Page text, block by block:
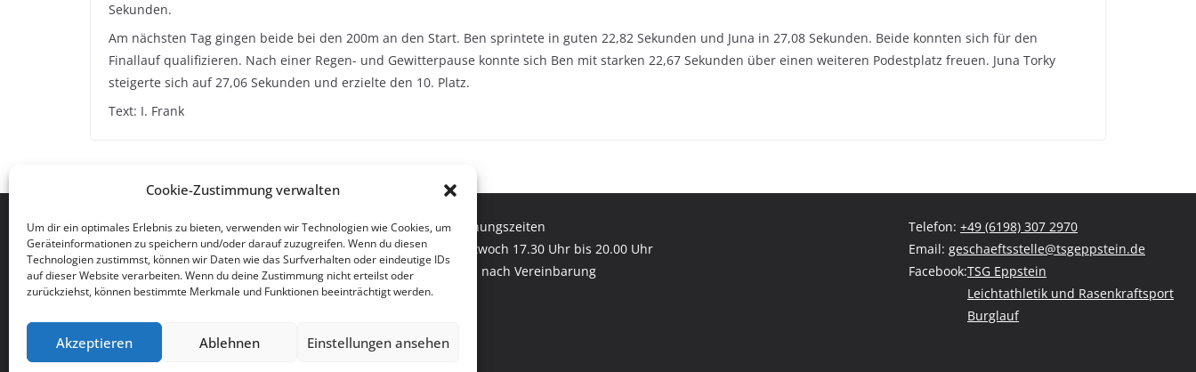
Cookie-Zustimmung verwalten
Um dir ein optimales Erlebnis zu bieten, verwenden wir Technologien wie Cookies, um
Geräteinformationen zu speichern und/oder darauf zuzugreifen. Wenn du diesen
Technologien zustimmst, können wir Daten wie das Surfverhalten oder eindeutige IDs
auf dieser Website verarbeiten. Wenn du deine Zustimmung nicht erteilst oder
zurückziehst, können bestimmte Merkmale und Funktionen beeinträchtigt werden.
Akzeptieren Ablehnen Einstellungen ansehen
Sekunden.
Am nächsten Tag gingen beide bei den 200m an den Start. Ben sprintete in guten 22,82 Sekunden und Juna in 27,08 Sekunden. Beide konnten sich für den
Finallauf qualifizieren. Nach einer Regen- und Gewitterpause konnte sich Ben mit starken 22,67 Sekunden über einen weiteren Podestplatz freuen. Juna Torky
steigerte sich auf 27,06 Sekunden und erzielte den 10. Platz.
Text: I. Frank
TSG 1861/03 Eppstein/Ts. e.V.
Geschäftsstelle
Auf dem Wingertsberg 2.1
65817 Eppstein
Öffnungszeiten
Mittwoch 17.30 Uhr bis 20.00 Uhr
und nach Vereinbarung
Telefon: +49 (6198) 307 2970
Email: geschaeftsstelle@tsgeppstein.de
Facebook:TSG Eppstein
Leichtathletik und Rasenkraftsport
Burglauf